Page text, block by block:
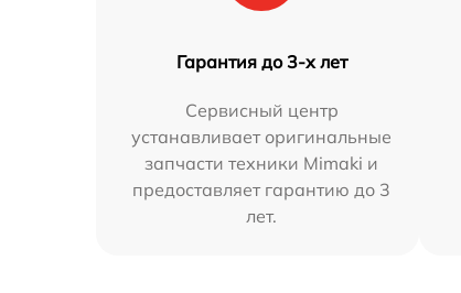
Гарантия до 3-х лет
Сервисный центр
устанавливает оригинальные
запчасти техники Mimaki и
предоставляет гарантию до 3
лет.